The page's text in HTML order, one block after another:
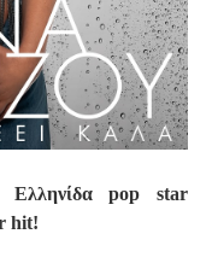
Ελληνίδα pop star
hit!